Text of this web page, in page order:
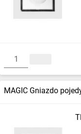
MAGIC Gniazdo